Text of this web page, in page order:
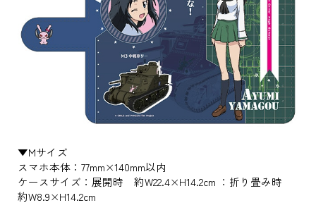
▼Mサイズ
スマホ本体：77mm×140mm以内
ケースサイズ：展開時 約W22.4×H14.2cm ：折り畳み時
約W8.9×H14.2cm